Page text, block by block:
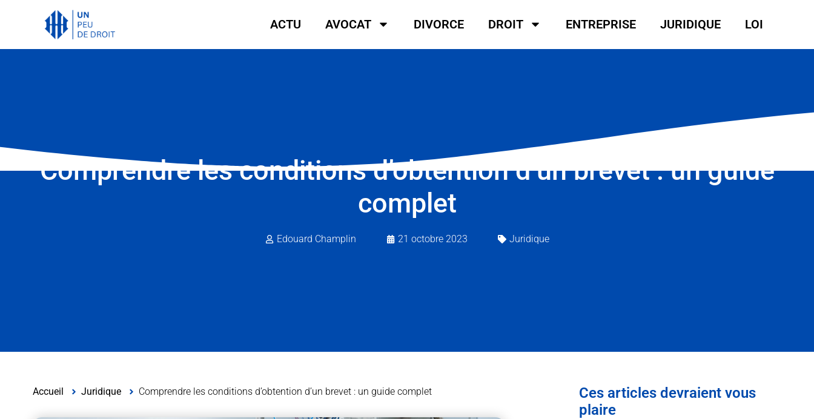
ACTU AVOCAT DIVORCE DROIT ENTREPRISE JURIDIQUE LOI
Comprendre les conditions d’obtention d’un brevet : un guide
complet
Edouard Champlin 21 octobre 2023 Juridique
Accueil Juridique Comprendre les conditions d’obtention d’un brevet : un guide complet
Ces articles devraient vous
plaire